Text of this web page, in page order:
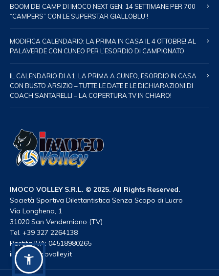
BOOM DEI CAMP DI IMOCO NEXT GEN: 14 SETTIMANE PER 700
“CAMPERS” CON LE SUPERSTAR GIALLOBLU’!
MODIFICA CALENDARIO: LA PRIMA IN CASA IL 4 OTTOBRE! AL
PALAVERDE CON CUNEO PER L’ESORDIO DI CAMPIONATO
IL CALENDARIO DI A1: LA PRIMA A CUNEO, ESORDIO IN CASA
CON BUSTO ARSIZIO – TUTTE LE DATE E LE DICHIARAZIONI DI
COACH SANTARELLI – LA COPERTURA TV IN CHIARO!
IMOCO VOLLEY S.R.L. © 2025. All Rights Reserved.
Società Sportiva Dilettantistica Senza Scopo di Lucro
Via Longhena, 1
31020 San Vendemiano (TV)
Tel. +39 327 2264138
Partita IVA: 04518980265
info@imocovolley.it